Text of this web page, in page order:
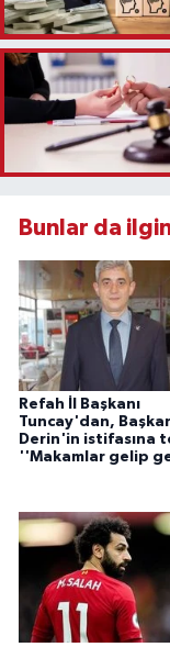
Bunlar da
Refah İl Başkanı
Tuncay'dan,
Derin'in istifasına
''Makamlar gelip